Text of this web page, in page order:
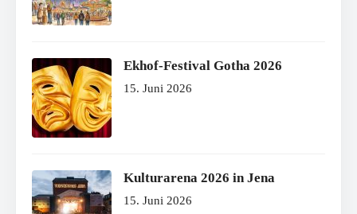
Ekhof-Festival Gotha 2026
15. Juni 2026
Kulturarena 2026 in Jena
15. Juni 2026